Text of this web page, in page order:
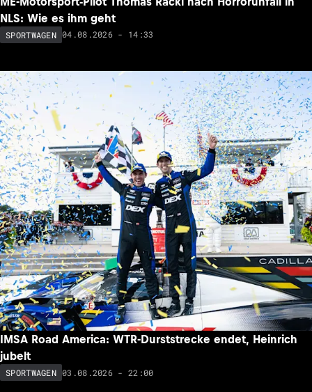
NLS: Wie es ihm geht
SPORTWAGEN 04.08.2026 - 14:33
IMSA Road America: WTR-Durststrecke endet, Heinrich
jubelt
SPORTWAGEN 03.08.2026 - 22:00